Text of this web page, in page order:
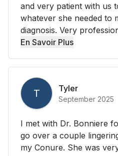
and very patient with us
whatever she needed to
diagnosis. Very
En Savoir Plus
T Tyler
September 2025
I met with Dr. Bonniere
go over a couple
my Conure. She was